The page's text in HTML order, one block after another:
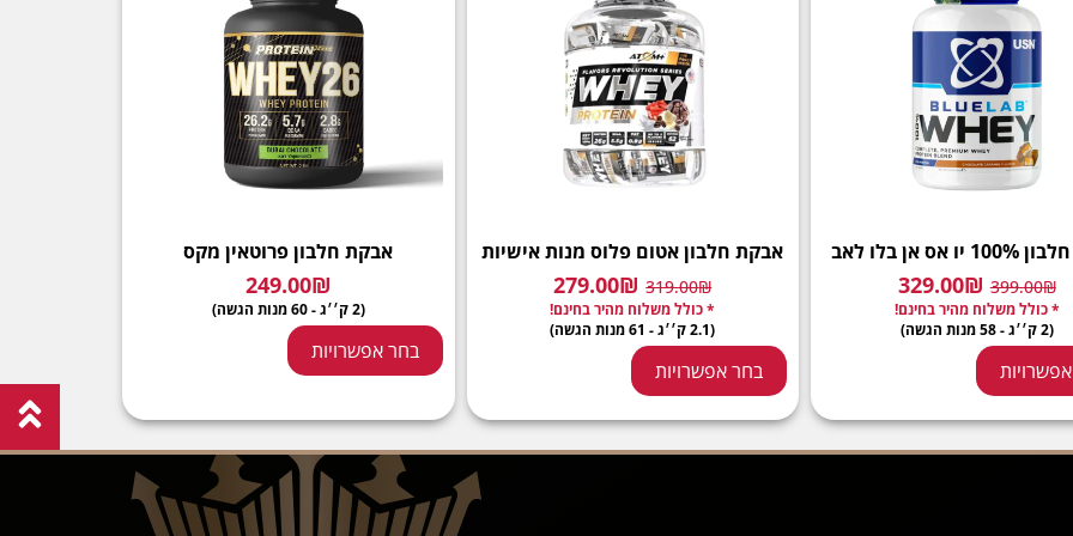
אס אן בלו לאב
399.00₪
329.00₪
* כולל משלוח מהיר בחינם!
(2 ק׳׳ג - 58 מנות הגשה)
אבקת חלבון אטום פלוס מנות אישיות
319.00₪
279.00₪
* כולל משלוח מהיר בחינם!
(2.1 ק׳׳ג - 61 מנות הגשה)
בחר אפשרויות
אבקת חלבון פרוטאין מקס
249.00₪
(2 ק׳׳ג - 60 מנות הגשה)
בחר אפשרויות